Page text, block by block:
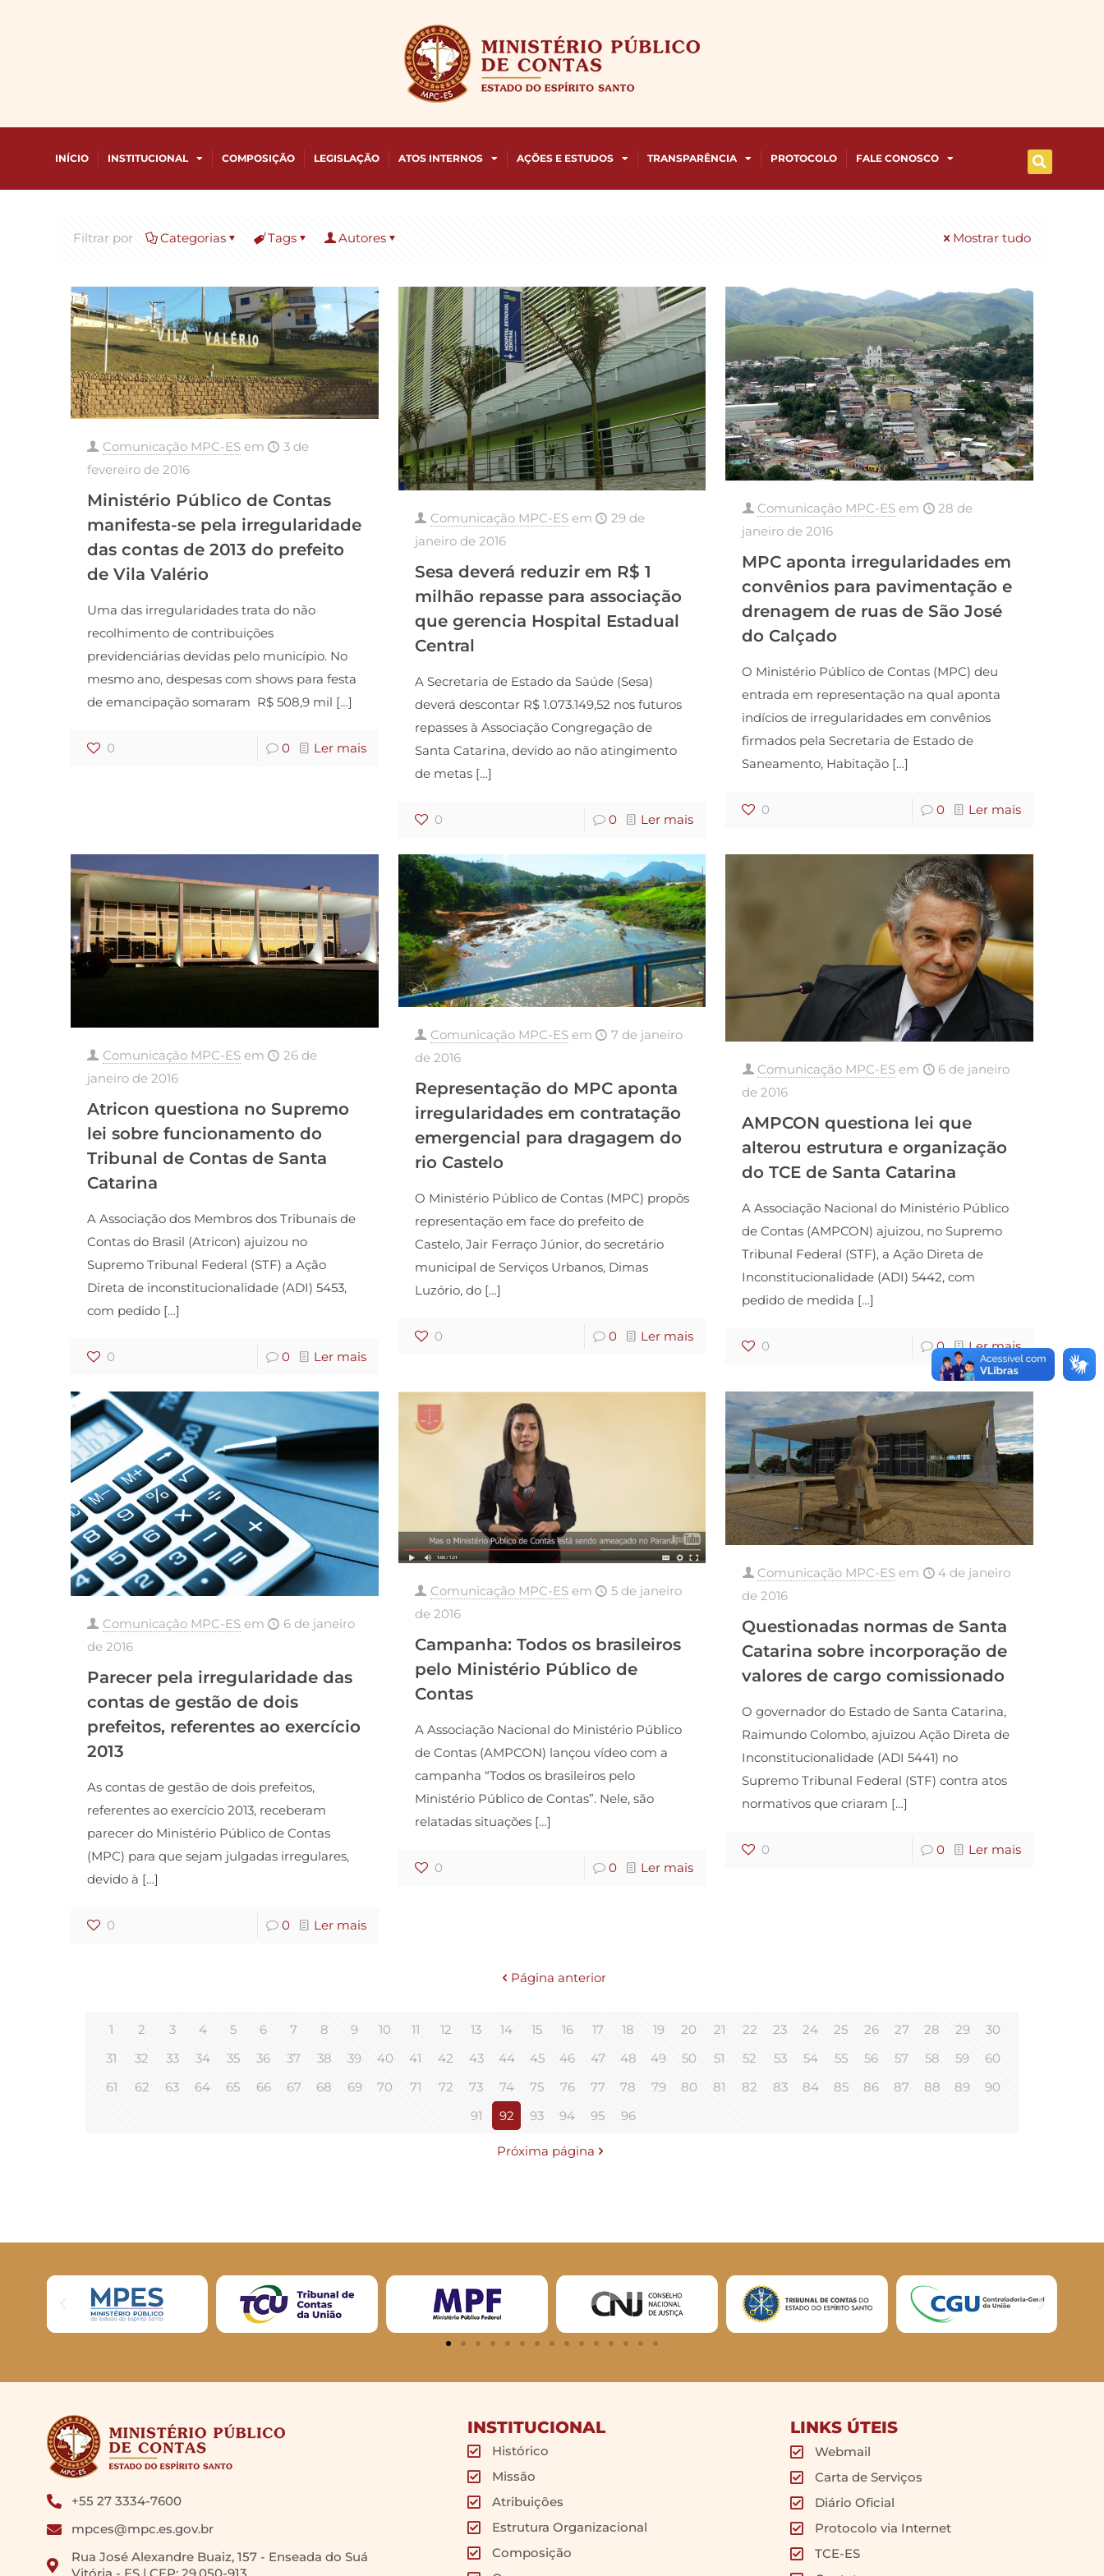
INÍCIO INSTITUCIONAL COMPOSIÇÃO LEGISLAÇÃO ATOS INTERNOS AÇÕES E ESTUDOS TRANSPARÊNCIA PROTOCOLO FALE CONOSCO
Filtrar por Categorias Tags Autores Mostrar tudo
Comunicação MPC-ES em
3 de
fevereiro de 2016
Ministério Público de Contas
manifesta-se pela irregularidade
das contas de 2013 do prefeito
de Vila Valério
Uma das irregularidades trata do não
recolhimento de contribuições
previdenciárias devidas pelo município. No
mesmo ano, despesas com shows para festa
de emancipação somaram R$ 508,9 mil […]
0 0 Ler mais
Comunicação MPC-ES em
29 de
janeiro de 2016
Sesa deverá reduzir em R$ 1
milhão repasse para associação
que gerencia Hospital Estadual
Central
A Secretaria de Estado da Saúde (Sesa)
deverá descontar R$ 1.073.149,52 nos futuros
repasses à Associação Congregação de
Santa Catarina, devido ao não atingimento
de metas[…]
0 0 Ler mais
Comunicação MPC-ES em
28 de
janeiro de 2016
MPC aponta irregularidades em
convênios para pavimentação e
drenagem de ruas de São José
do Calçado
O Ministério Público de Contas (MPC) deu
entrada em representação na qual aponta
indícios de irregularidades em convênios
firmados pela Secretaria de Estado de
Saneamento, Habitação […]
0 0 Ler mais
Comunicação MPC-ES em
26 de
janeiro de 2016
Atricon questiona no Supremo
lei sobre funcionamento do
Tribunal de Contas de Santa
Catarina
A Associação dos Membros dos Tribunais de
Contas do Brasil (Atricon) ajuizou no
Supremo Tribunal Federal (STF) a Ação
Direta de inconstitucionalidade (ADI) 5453,
com pedido[…]
0 0 Ler mais
Comunicação MPC-ES em
7 de janeiro
de 2016
Representação do MPC aponta
irregularidades em contratação
emergencial para dragagem do
rio Castelo
O Ministério Público de Contas (MPC) propôs
representação em face do prefeito de
Castelo, Jair Ferraço Júnior, do secretário
municipal de Serviços Urbanos, Dimas
Luzório, do[…]
0 0 Ler mais
Comunicação MPC-ES em
6 de janeiro
de 2016
AMPCON questiona lei que
alterou estrutura e organização
do TCE de Santa Catarina
A Associação Nacional do Ministério Público
de Contas (AMPCON) ajuizou, no Supremo
Tribunal Federal (STF), a Ação Direta de
Inconstitucionalidade (ADI) 5442, com
pedido de medida […]
0 0 Ler mais
Comunicação MPC-ES em
6 de janeiro
de 2016
Parecer pela irregularidade das
contas de gestão de dois
prefeitos, referentes ao exercício
2013
As contas de gestão de dois prefeitos,
referentes ao exercício 2013, receberam
parecer do Ministério Público de Contas
(MPC) para que sejam julgadas irregulares,
devido à […]
0 0 Ler mais
Comunicação MPC-ES em
5 de janeiro
de 2016
Campanha: Todos os brasileiros
pelo Ministério Público de
Contas
A Associação Nacional do Ministério Público
de Contas (AMPCON) lançou vídeo com a
campanha “Todos os brasileiros pelo
Ministério Público de Contas”. Nele, são
relatadas situações[…]
0 0 Ler mais
Comunicação MPC-ES em
4 de janeiro
de 2016
Questionadas normas de Santa
Catarina sobre incorporação de
valores de cargo comissionado
O governador do Estado de Santa Catarina,
Raimundo Colombo, ajuizou Ação Direta de
Inconstitucionalidade (ADI 5441) no
Supremo Tribunal Federal (STF) contra atos
normativos que criaram […]
0 0 Ler mais
Página anterior
1 2 3 4 5 6 7 8 9 10 11 12 13 14 15 16 17 18 19 20 21 22 23 24 25 26 27 28 29
30
31
32 33 34 35 36 37 38 39 40 41 42 43 44 45 46 47 48 49 50 51 52 53 54 55 56 57 58 59
60
61
62 63 64 65 66 67 68 69 70 71 72 73 74 75 76 77 78 79 80 81 82 83 84 85 86 87 88 89
90
91
92 93 94 95 96
Próxima página
+55 27 3334-7600
mpces@mpc.es.gov.br
Rua José Alexandre Buaiz, 157 - Enseada do Suá
INSTITUCIONAL
Histórico
Missão
Atribuições
Estrutura Organizacional
Composição
LINKS ÚTEIS
Webmail
Carta de Serviços
Diário Oficial
Protocolo via Internet
TCE-ES